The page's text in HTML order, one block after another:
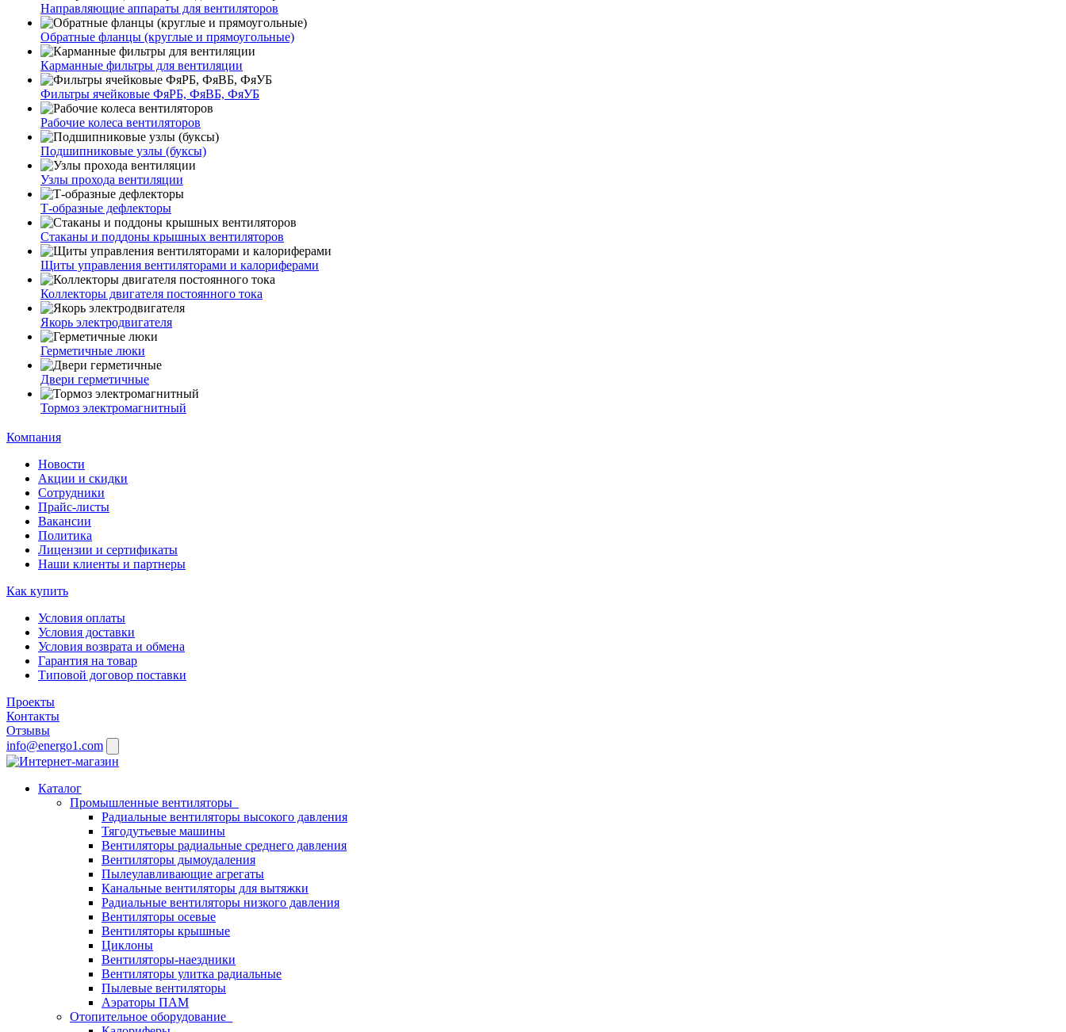
Направляющие аппараты для вентиляторов
Обратные фланцы (круглые и прямоугольные)
Карманные фильтры для вентиляции
Фильтры ячейковые ФяРБ, ФяВБ, ФяУБ
Рабочие колеса вентиляторов
Подшипниковые узлы (буксы)
Узлы прохода вентиляции
Т-образные дефлекторы
Стаканы и поддоны крышных вентиляторов
Щиты управления вентиляторами и калориферами
Коллекторы двигателя постоянного тока
Якорь электродвигателя
Герметичные люки
Двери герметичные
Тормоз электромагнитный
Компания
Новости
Акции и скидки
Сотрудники
Прайс-листы
Вакансии
Политика
Лицензии и сертификаты
Наши клиенты и партнеры
Как купить
Условия оплаты
Условия доставки
Условия возврата и обмена
Гарантия на товар
Типовой договор поставки
Проекты
Контакты
Отзывы
info@energo1.com
Каталог
Промышленные вентиляторы
Радиальные вентиляторы высокого давления
Тягодутьевые машины
Вентиляторы радиальные среднего давления
Вентиляторы дымоудаления
Пылеулавливающие агрегаты
Канальные вентиляторы для вытяжки
Радиальные вентиляторы низкого давления
Вентиляторы осевые
Вентиляторы крышные
Циклоны
Вентиляторы-наездники
Вентиляторы улитка радиальные
Пылевые вентиляторы
Аэраторы ПАМ
Отопительное оборудование